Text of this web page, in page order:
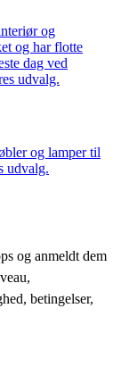
og
og har flotte
dag ved
udvalg.
og lamper til
udvalg.
og anmeldt dem
betingelser,